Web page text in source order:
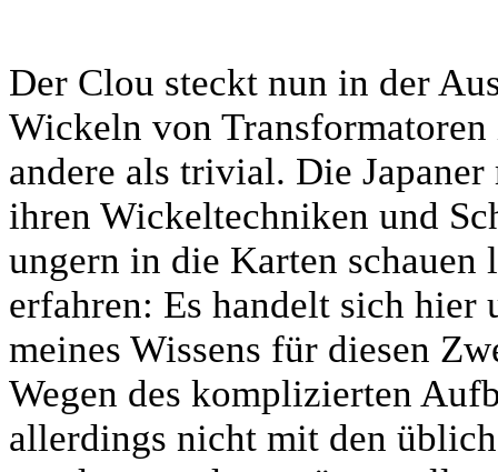
Der Clou steckt nun in der
Wickeln von
andere als trivial. Die
ihren Wickeltechniken und
ungern in die Karten schauen
erfahren: Es handelt sich
meines Wissens für diesen
Wegen des komplizierten
allerdings nicht mit den